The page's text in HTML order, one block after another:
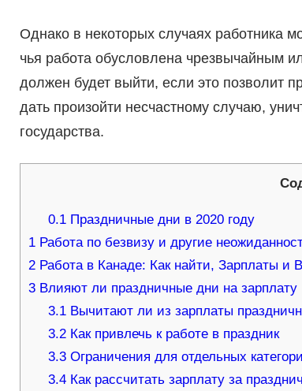
Однако в некоторых случаях работника
чья работа обусловлена чрезвычайным
должен будет выйти, если это позволит
дать произойти несчастному случаю,
государства.
0.1 Праздничные дни в 2020 году
1Работа по безвизу и другие
2Работа в Канаде: Как найти, Зарплаты и
3Влияют ли праздничные дни на зарплату
3.1 Вычитают ли из зарплаты
3.2 Как привлечь к работе в праздник
3.3 Ограничения для отдельных
3.4 Как рассчитать зарплату за